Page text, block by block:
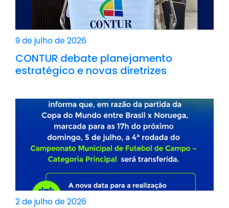
9 de julho de 2026
CONTUR debate planejamento
estratégico e novas diretrizes
2 de julho de 2026